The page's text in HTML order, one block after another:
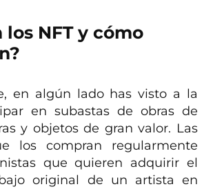
los NFT y cómo
en algún lado has visto a la
en subastas de obras de
y objetos de gran valor. Las
los compran regularmente
que quieren adquirir el
original de un artista en